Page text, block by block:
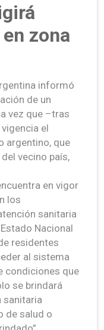
zona
informó
de un
vez que –tras
el
argentino, que
vecino país,
en vigor
los
sanitaria
Nacional
residentes
al sistema
condiciones que
se brindará
sanitaria
de salud o